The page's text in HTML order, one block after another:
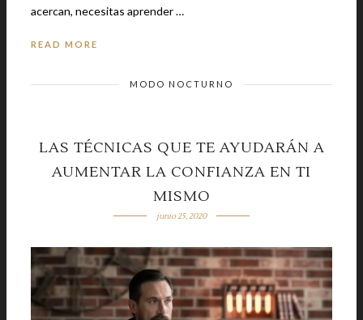
acercan, necesitas aprender …
READ MORE
MODO NOCTURNO
LAS TÉCNICAS QUE TE AYUDARÁN A
AUMENTAR LA CONFIANZA EN TI
MISMO
junio 25, 2020